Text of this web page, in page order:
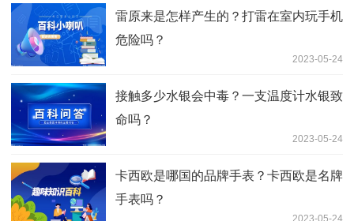
雷原来是怎样产生的？打雷在室内玩手机
危险吗？
2023-05-24
接触多少水银会中毒？一支温度计水银致
命吗？
2023-05-24
卡西欧是哪国的品牌手表？卡西欧是名牌
手表吗？
2023-05-24